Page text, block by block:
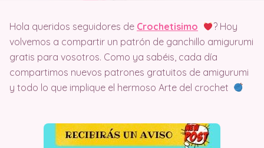
Hola queridos seguidores de Crochetisimo
? Hoy
volvemos a compartir un patrón de ganchillo amigurumi
gratis para vosotros. Como ya sabéis, cada día
compartimos nuevos patrones gratuitos de amigurumi
y todo lo que implique el hermoso Arte del crochet